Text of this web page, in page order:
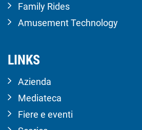
Family Rides
Amusement Technology
LINKS
Azienda
Mediateca
Fiere e eventi